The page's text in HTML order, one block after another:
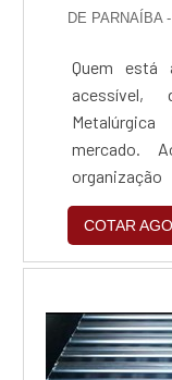
DE PARNAÍBA
Quem está
acessível,
mercado.
cliente
suporte de
acessível
segurança,
COTAR